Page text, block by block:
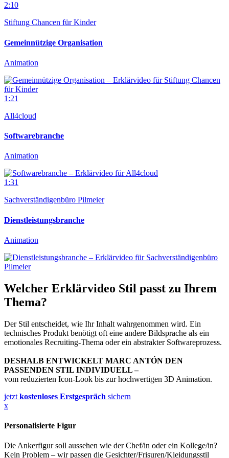
2:10
Stiftung Chancen für Kinder
Gemeinnützige Organisation
Animation
1:21
All4cloud
Softwarebranche
Animation
1:31
Sachverständigenbüro Pilmeier
Dienstleistungsbranche
Animation
Welcher Erklärvideo Stil passt zu Ihrem
Thema?
Der Stil entscheidet, wie Ihr Inhalt wahrgenommen wird. Ein
technisches Produkt benötigt oft eine andere Bildsprache als ein
emotionales Recruiting-Thema oder ein abstrakter Softwareprozess.
DESHALB ENTWICKELT MARC ANTÓN DEN
PASSENDEN STIL INDIVIDUELL –
vom reduzierten Icon-Look bis zur hochwertigen 3D Animation.
jetzt kostenloses Erstgespräch sichern
x
Personalisierte Figur
Die Ankerfigur soll aussehen wie der Chef/in oder ein Kollege/in?
Kein Problem – wir passen die Gesichter/Frisuren/Kleidungsstil